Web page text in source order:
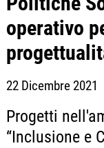
operativo
22 Dicembre 2021
Progetti
“Inclusione e